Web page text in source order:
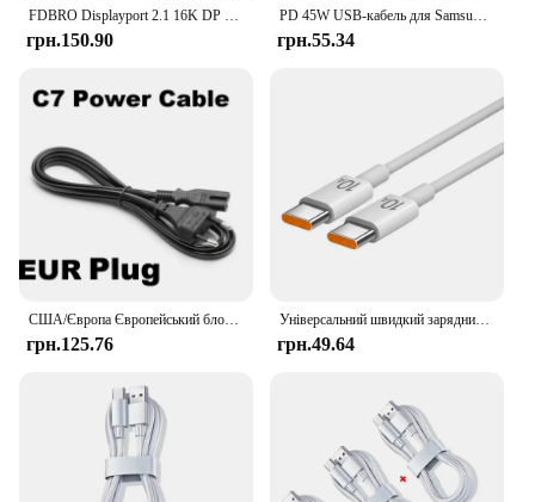
FDBRO Displayport 2.1 16K DP Cable 8K@120Hz/60Hz 4K@240Hz 80Gbps HDR Video Audio Cable for Laptop Xbox Projector Gaming Monitor
грн.150.90
PD 45W USB-кабель для Samsung Galaxy S24 S23 S22 S21 Ultra Plus A53 A54 5G Швидка зарядка USB C-кабель Charge Date Wire Аксесуари
грн.55.34
США/Європа Європейський блок живлення C7 TO C8 Подовжувач Кабель 2-контактний 2 розетки Шнур IEC 320 IEC320 C7
грн.125.76
Універсальний швидкий зарядний пристрій 120 Вт 10 A PD Dual USB C to Type C Кабель для швидкого заряджання Шнур для швидкої передачі даних для Samsung Mi
грн.49.64